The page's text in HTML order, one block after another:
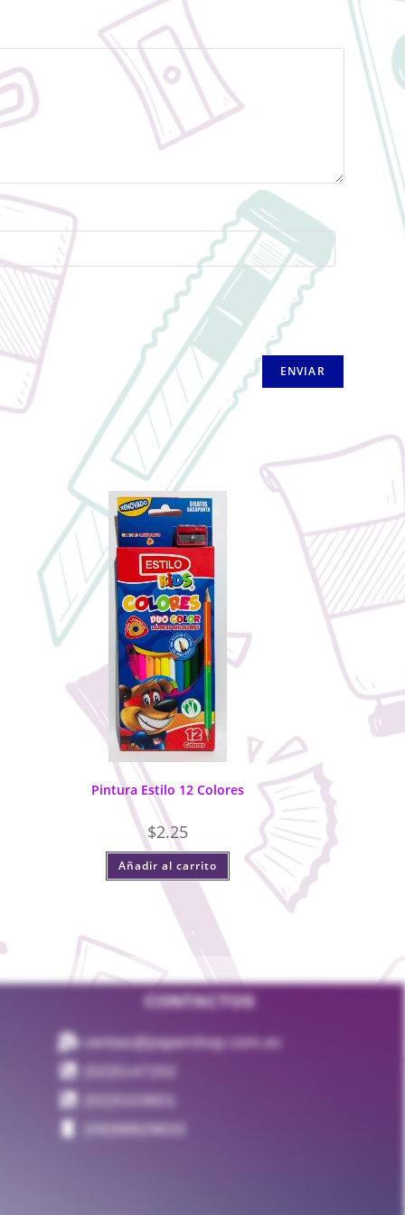
Pintura Estilo 12 Colores
$2.25
Añadir al carrito
CONTACTOS
ventas@papershop.com.ec
(02)5147202
(02)5103601
(09)98829833